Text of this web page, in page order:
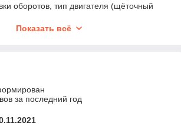
оборотов, тип двигателя (щёточный
и их назначение
для тяжёлых резов: металл, бетон,
Показать всё
за последний год